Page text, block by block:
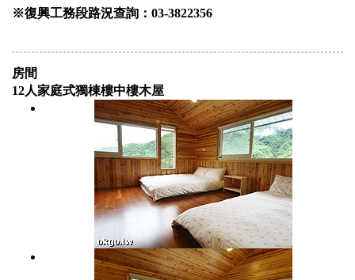
※復興工務段路況查詢：03-3822356
房間
12人家庭式獨棟樓中樓木屋